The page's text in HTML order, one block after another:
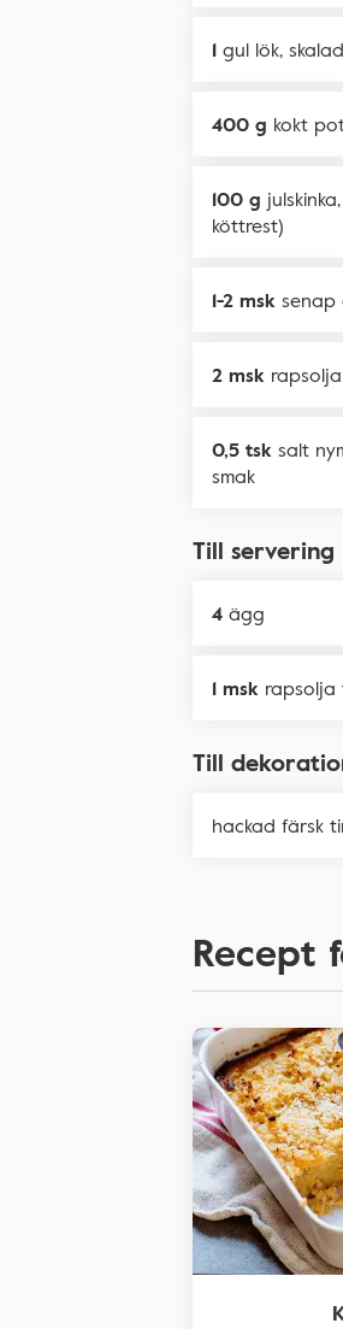
1 gul lök,
400 g kokt
100 g
köttrest)
1-2 msk senap
2 msk
0,5 tsk salt
smak
Till servering
4 ägg
1 msk rapsolja
Till
hackad färsk
Recept